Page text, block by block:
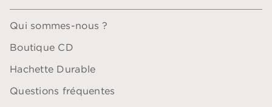
Qui sommes-nous ?
Boutique CD
Hachette Durable
Questions fréquentes